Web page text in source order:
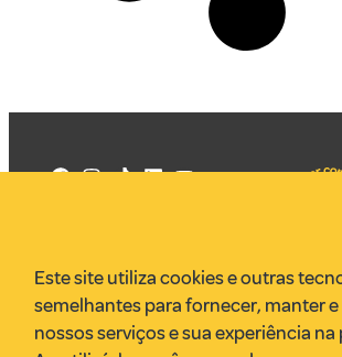
VR Assessoria
Parcerias
Envie uma pauta
Este site utiliza cookies e outras
semelhantes para fornecer, manter
nossos serviços e sua experiência